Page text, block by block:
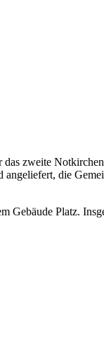
das zweite
die
Gebäude Platz.